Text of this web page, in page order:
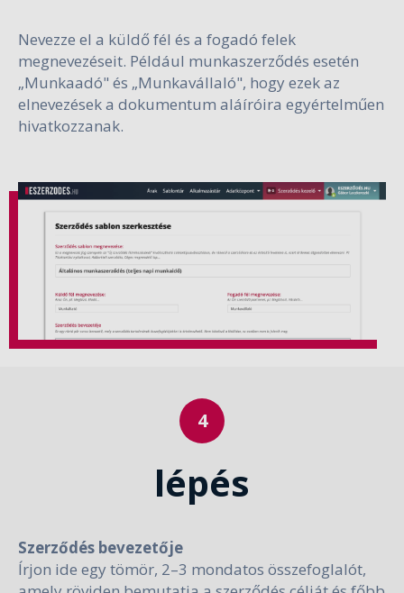
Nevezze el a küldő fél és a fogadó felek
megnevezéseit. Például munkaszerződés esetén
„Munkaadó" és „Munkavállaló", hogy ezek az
elnevezések a dokumentum aláíróira egyértelműen
hivatkozzanak.
lépés
Szerződés bevezetője
Írjon ide egy tömör, 2–3 mondatos összefoglalót,